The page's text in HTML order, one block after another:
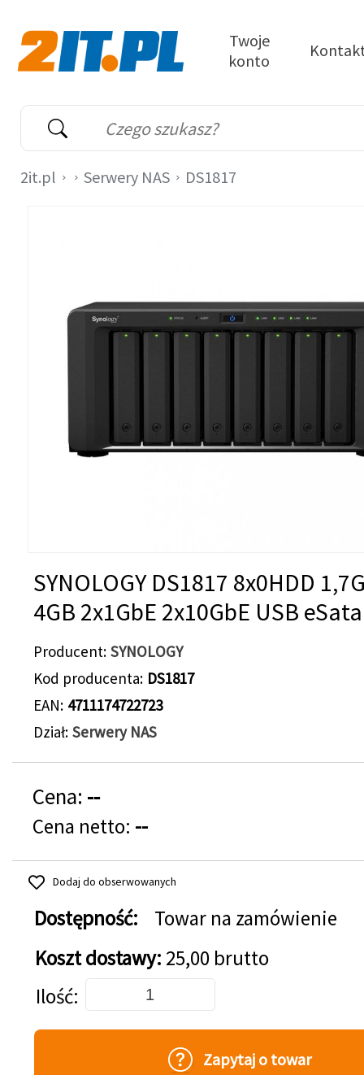
Wyszukiwarka
Słowo kluczowe
Twoje
konto
2it.pl Serwery NAS DS1817
SYNOLOGY DS1817 8x0HDD
4GB 2x1GbE 2x10GbE USB eSata
Producent SYNOLOGY
Kod producenta DS1817
EAN 4711174722723
Dział Serwery NAS
Cena: --
Cena netto: --
Dodaj do obserwowanych
Dostępność:
Towar na zamówienie
Koszt dostawy: 25,00 brutto
Dodaj do koszyka
Ilość
Zapytaj o towar